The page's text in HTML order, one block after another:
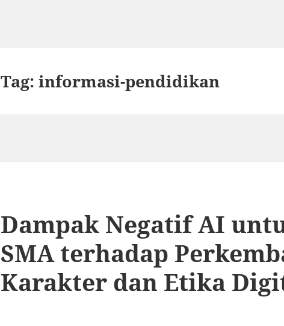
Tag:informasi-pendidikan
Dampak Negatif AI
SMA terhadap
Karakter dan Etika